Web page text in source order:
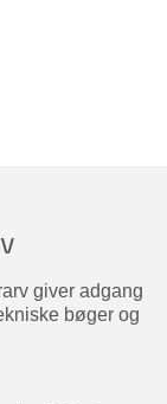
giver adgang
bøger og